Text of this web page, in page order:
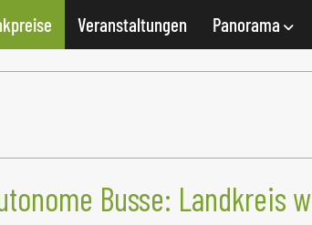
Veranstaltungen Panorama
Busse: Landkreis